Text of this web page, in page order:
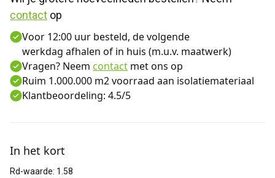
contact op
Voor 12:00 uur besteld, de volgende
werkdag afhalen of in huis (m.u.v. maatwerk)
Vragen? Neem contact met ons op
Ruim 1.000.000 m2 voorraad aan isolatiemateriaal
Klantbeoordeling: 4.5/5
In het kort
Rd-waarde: 1.58